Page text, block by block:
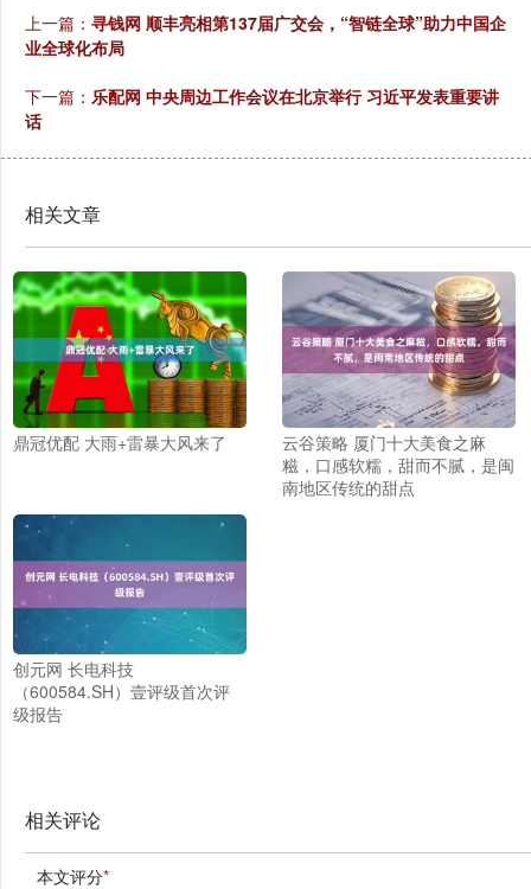
上一篇： 寻钱网 顺丰亮相第137届广交会，“智链全球”助力中国企
业全球化布局
下一篇： 乐配网 中央周边工作会议在北京举行 习近平发表重要讲
话
相关文章
鼎冠优配 大雨+雷暴大风来了
云谷策略 厦门十大美食之麻
糍，口感软糯，甜而不腻，是闽
南地区传统的甜点
创元网 长电科技
（600584.SH）壹评级首次评
级报告
相关评论
本文评分*